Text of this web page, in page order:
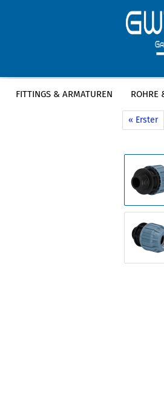
FITTINGS & ARMATUREN ROHRE
Startseite
« Erster